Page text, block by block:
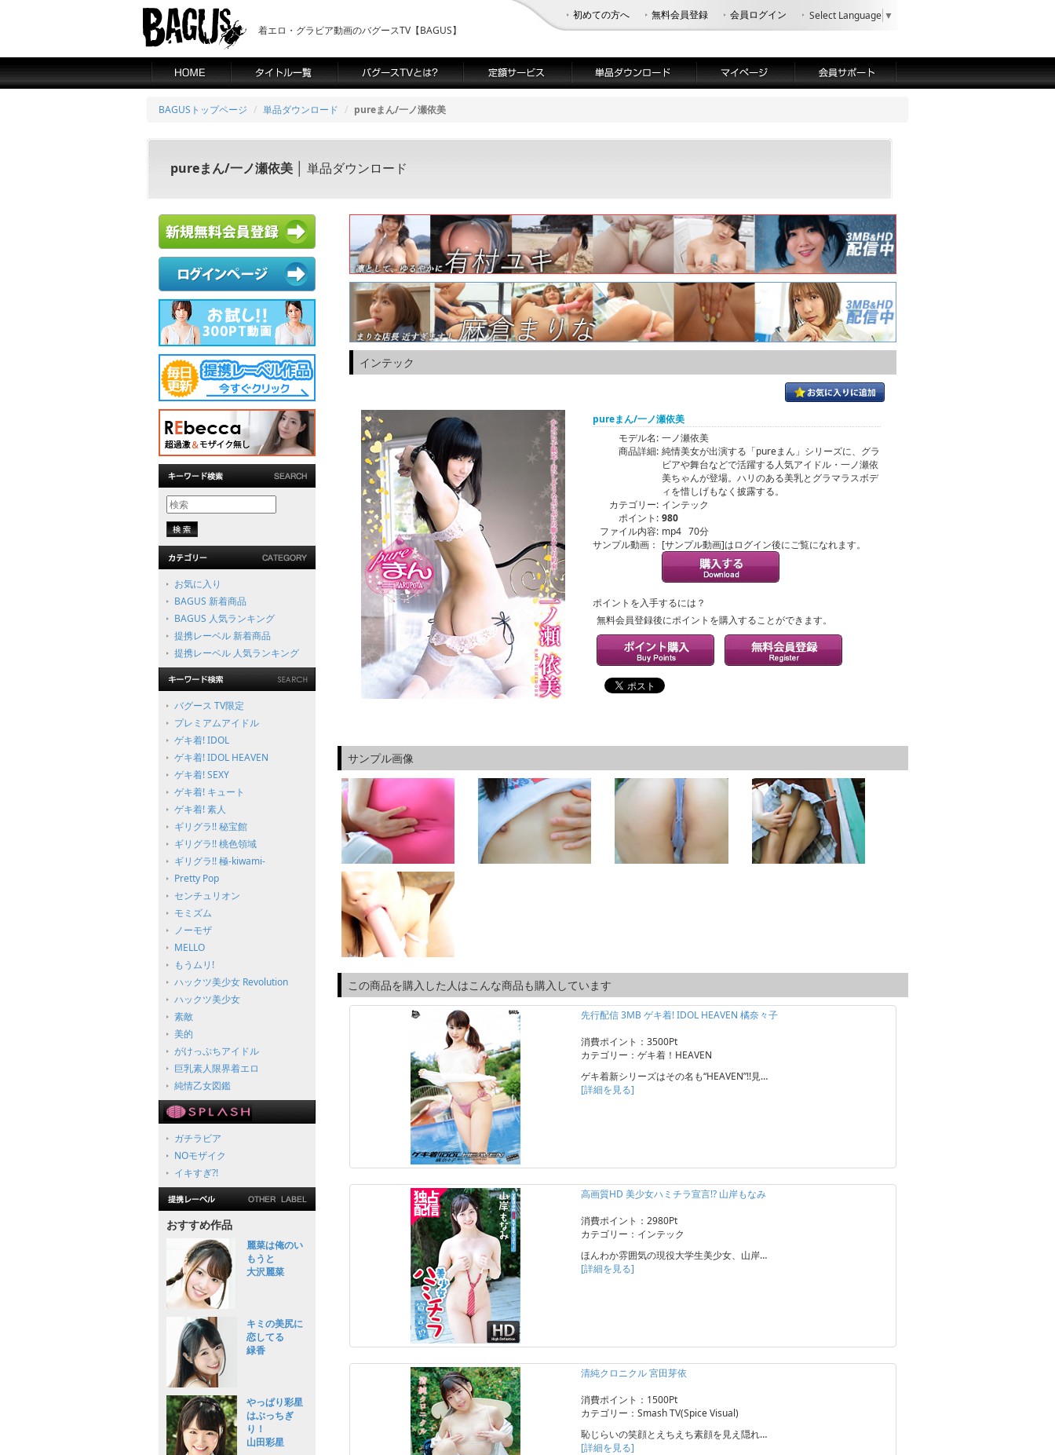
着エロ・グラビア動画のバグースTV【BAGUS】
初めての方へ 無料会員登録 会員ログイン Select Language ▼
BAGUSトップページ 単品ダウンロード pureまん/一ノ瀬依美
pureまん/一ノ瀬依美 │ 単品ダウンロード
お気に入り
BAGUS 新着商品
BAGUS 人気ランキング
提携レーベル 新着商品
提携レーベル 人気ランキング
バグース TV限定
プレミアムアイドル
ゲキ着! IDOL
ゲキ着! IDOL HEAVEN
ゲキ着! SEXY
ゲキ着! キュート
ゲキ着! 素人
ギリグラ!! 秘宝館
ギリグラ!! 桃色領域
ギリグラ!! 極-kiwami-
Pretty Pop
センチュリオン
モミズム
ノーモザ
MELLO
もうムリ!
ハックツ美少女 Revolution
ハックツ美少女
素敵
美的
がけっぷちアイドル
巨乳素人限界着エロ
純情乙女図鑑
ガチラビア
NOモザイク
イキすぎ?!
おすすめ作品
麗菜は俺のい
もうと
大沢麗菜
キミの美尻に
恋してる
緑香
やっぱり彩星
はぶっちぎ
り！
山田彩星
インテック
pureまん/一ノ瀬依美
モデル名: 一ノ瀬依美
商品詳細: 純情美女が出演する「pureまん」シリーズに、グラ
ビアや舞台などで活躍する人気アイドル・一ノ瀬依
美ちゃんが登場。ハリのある美乳とグラマラスボデ
ィを惜しげもなく披露する。
カテゴリー: インテック
ポイント: 980
ファイル内容: mp4 70分
サンプル動画： [サンプル動画]はログイン後にご覧になれます。
ポイントを入手するには？
無料会員登録後にポイントを購入することができます。
サンプル画像
この商品を購入した人はこんな商品も購入しています
先行配信 3MB ゲキ着! IDOL HEAVEN 橘奈々子
消費ポイント：3500Pt
カテゴリー：ゲキ着！HEAVEN
ゲキ着新シリーズはその名も“HEAVEN”!!見…
[詳細を見る]
高画質HD 美少女ハミチラ宣言!? 山岸もなみ
消費ポイント：2980Pt
カテゴリー：インテック
ほんわか雰囲気の現役大学生美少女、山岸…
[詳細を見る]
清純クロニクル 宮田芽依
消費ポイント：1500Pt
カテゴリー：Smash TV(Spice Visual)
恥じらいの笑顔とえちえち素顔を見え隠れ…
[詳細を見る]